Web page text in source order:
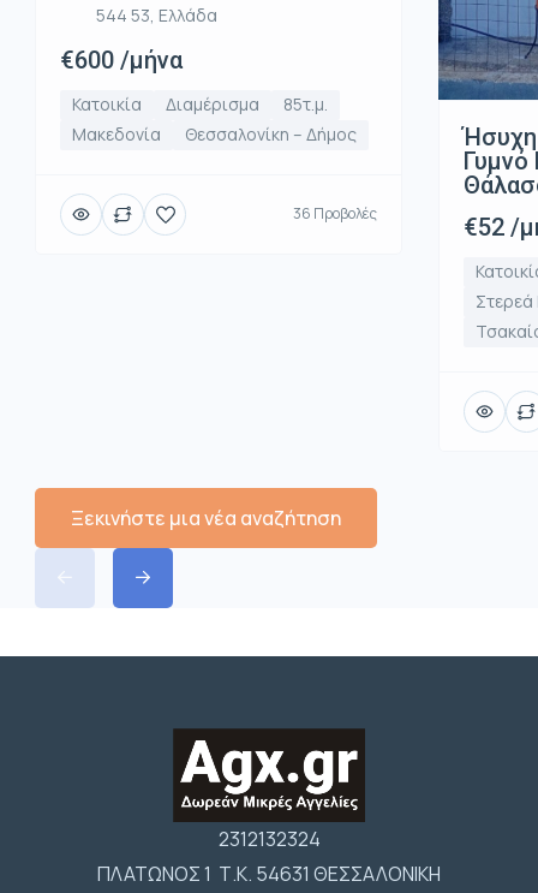
544 53, Ελλάδα
€600 /μήνα
Κατοικία Διαμέρισμα
85τ.μ.
Μακεδονία
Θεσσαλονίκη – Δήμος
36 Προβολές
Γυμνό
€52 /
Ξεκινήστε μια νέα αναζήτηση
2312132324
ΠΛΑΤΩΝΟΣ 1 Τ.Κ. 54631 ΘΕΣΣΑΛΟΝΙΚΗ